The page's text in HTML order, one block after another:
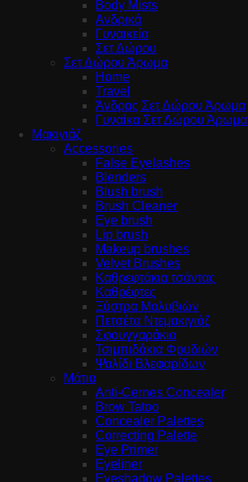
Body Mists
Ανδρικά
Γυναικεία
Σετ Δώρου
Σετ Δώρου Άρωμα
Home
Travel
Άνδρας Σετ Δώρου Άρωμα
Γυναίκα Σετ Δώρου Άρωμα
Μακιγιάζ
Accessories
False Eyelashes
Blenders
Blush brush
Brush Cleaner
Eye brush
Lip brush
Makeup brushes
Velvet Brushes
Καθρεφτάκια τσάντας
Καθρέφτες
Ξύστρα Μολυβιών
Πετσέτα Ντεμακιγιάζ
Σφουγγαράκια
Τσιμπιδάκια Φρυδιών
Ψαλίδι Βλεφαρίδων
Μάτια
Anti-Cernes Concealer
Brow Tatoo
Concealer Palettes
Correcting Palette
Eye Primer
Eyeliner
Eyeshadow Palettes